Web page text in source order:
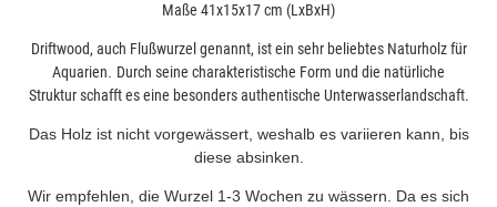
Maße 41x15x17cm (LxBxH)
Driftwood, auch Flußwurzel genannt, ist ein sehr beliebtes Naturholz für
Aquarien
Durch seine charakteristische Form und die natürliche
Struktur schafft es eine besonders authentische Unterwasserlandschaft.
Das Holz ist nicht vorgewässert, weshalb es variieren kann, bis
diese absinken.
Wir empfehlen, die Wurzel 1-3 Wochen zu wässern. Da es sich